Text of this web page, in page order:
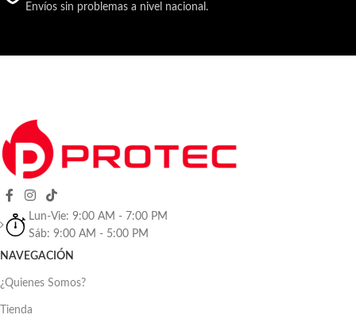
Envíos sin problemas a nivel nacional.
Lun-Vie: 9:00 AM - 7:00 PM
Sáb: 9:00 AM - 5:00 PM
NAVEGACIÓN
¿Quienes Somos?
Tienda